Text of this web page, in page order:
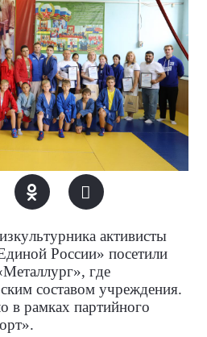
активисты
России» посетили
где
составом учреждения.
в рамках партийного